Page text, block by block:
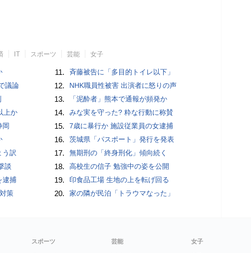
IT スポーツ 芸能 女子
議論
上か
岡
う訳
談
逮捕
策
11. 斉藤被告に「多目的トイレ以下」
12. NHK職員性被害 出演者に怒りの声
13. 「泥酔者」熊本で通報が頻発か
14. みな実を守った? 粋な行動に称賛
15. 7歳に暴行か 施設従業員の女逮捕
16. 茨城県「パスポート」発行を発表
17. 無期刑の「終身刑化」傾向続く
18. 高校生の信子 勉強中の姿を公開
19. 印食品工場 生地の上を転げ回る
20. 家の隣が民泊「トラウマなった」
スポーツ 芸能 女子